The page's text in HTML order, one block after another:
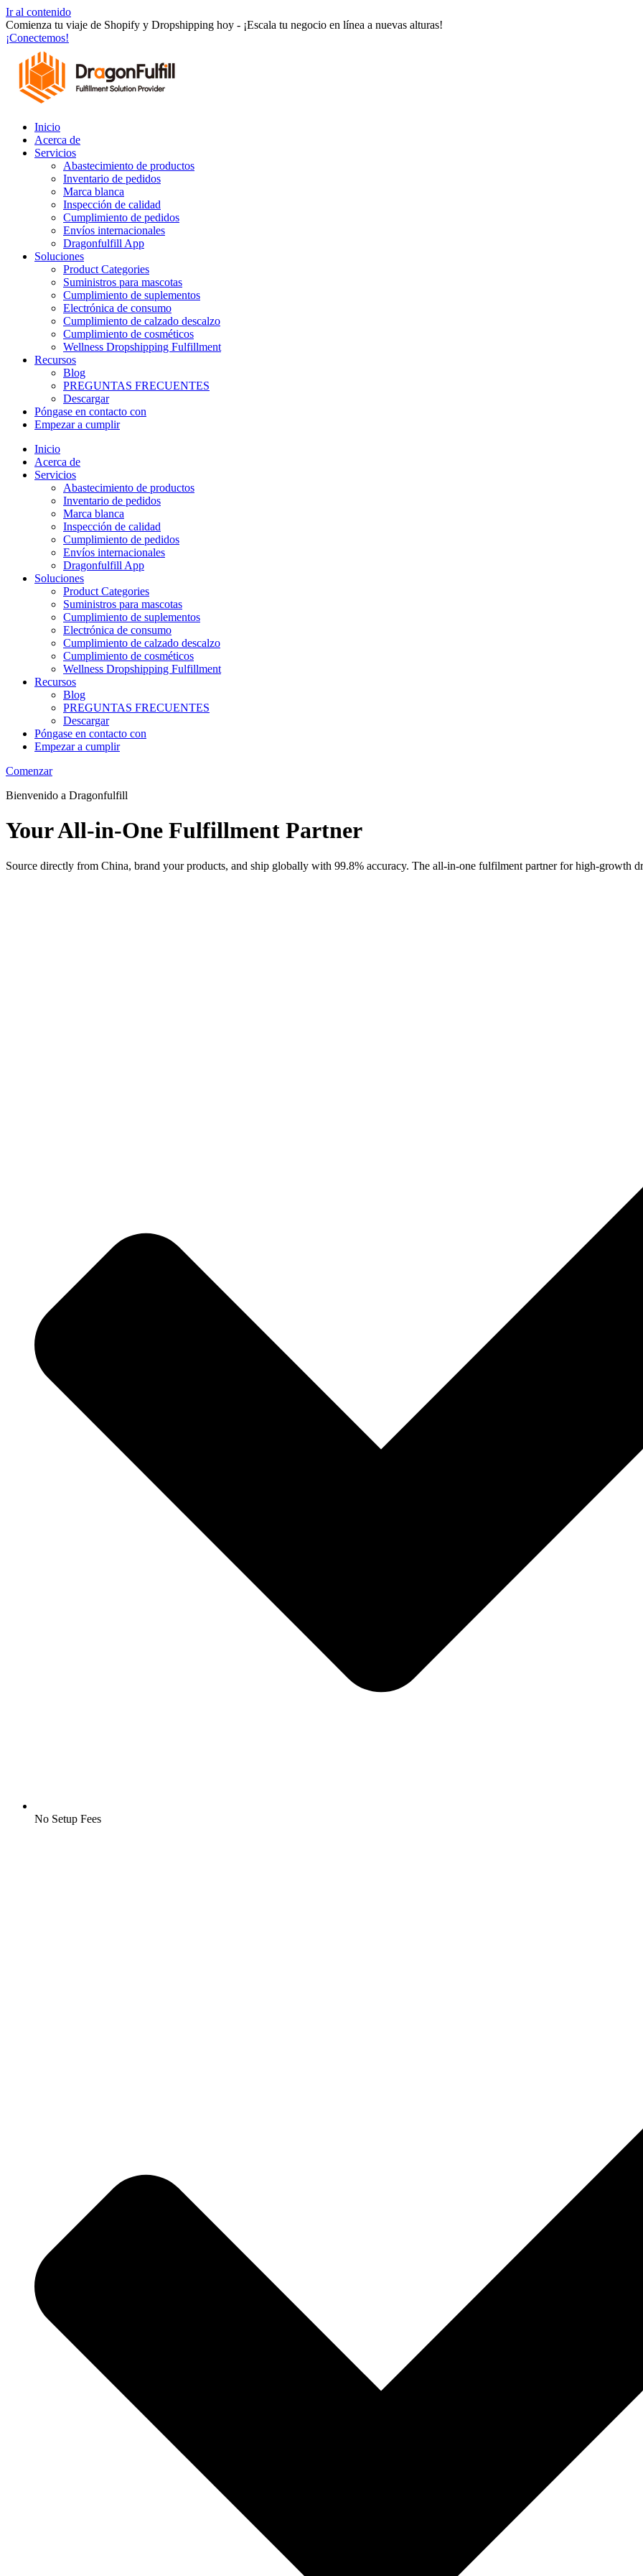
Ir al contenido
Comienza tu viaje de Shopify y Dropshipping hoy - ¡Escala tu negocio en línea a nuevas alturas!
¡Conectemos!
Inicio
Acerca de
Servicios
Abastecimiento de productos
Inventario de pedidos
Marca blanca
Inspección de calidad
Cumplimiento de pedidos
Envíos internacionales
Dragonfulfill App
Soluciones
Product Categories
Suministros para mascotas
Cumplimiento de suplementos
Electrónica de consumo
Cumplimiento de calzado descalzo
Cumplimiento de cosméticos
Wellness Dropshipping Fulfillment
Recursos
Blog
PREGUNTAS FRECUENTES
Descargar
Póngase en contacto con
Empezar a cumplir
Inicio
Acerca de
Servicios
Abastecimiento de productos
Inventario de pedidos
Marca blanca
Inspección de calidad
Cumplimiento de pedidos
Envíos internacionales
Dragonfulfill App
Soluciones
Product Categories
Suministros para mascotas
Cumplimiento de suplementos
Electrónica de consumo
Cumplimiento de calzado descalzo
Cumplimiento de cosméticos
Wellness Dropshipping Fulfillment
Recursos
Blog
PREGUNTAS FRECUENTES
Descargar
Póngase en contacto con
Empezar a cumplir
Comenzar
Bienvenido a Dragonfulfill
Your All-in-One Fulfillment Partner
Source directly from China, brand your products, and ship globally with 99.8% accuracy. The all-in-one fulfilment partner for high-growth
No Setup Fees